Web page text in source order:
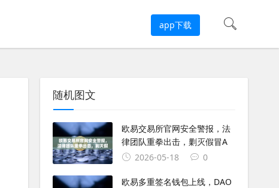
app下载
随机图文
欧易交易所官网安全警报，法
律团队重拳出击，剿灭假冒A
2026-05-18
0
欧易多重签名钱包上线，DAO